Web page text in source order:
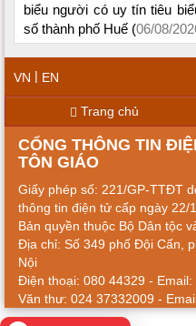
biểu người có uy tín tiêu
số thành phố Huế (06/08/
VN | EN
Trang chủ
CỔNG THÔNG TIN
TÔN GIÁO
Giấy phép số: 221/GP-TTĐT
thông tin điện tử cấp ngày 22/
Bản quyền thuộc Bộ Dân tộc
Địa chỉ: Số 349 phố Đội Cấn,
Nội
Điện thoại: 080 44329 -
Văn thư: 024 37332009 -